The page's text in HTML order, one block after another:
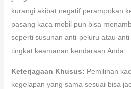
kurangi akibat negatif perampokan
pasang kaca mobil pun bisa
seperti susunan anti-peluru atau
tingkat keamanan kendaraan Anda.
Keterjagaan Khusus: Pemilihan
kegelapan yang sama sesuai bisa